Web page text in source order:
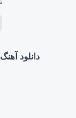
دانلود